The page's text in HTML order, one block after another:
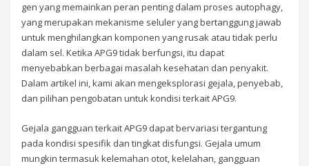
gen yang memainkan peran penting dalam proses autophagy,
yang merupakan mekanisme seluler yang bertanggung jawab
untuk menghilangkan komponen yang rusak atau tidak perlu
dalam sel. Ketika APG9 tidak berfungsi, itu dapat
menyebabkan berbagai masalah kesehatan dan penyakit.
Dalam artikel ini, kami akan mengeksplorasi gejala, penyebab,
dan pilihan pengobatan untuk kondisi terkait APG9.
Gejala gangguan terkait APG9 dapat bervariasi tergantung
pada kondisi spesifik dan tingkat disfungsi. Gejala umum
mungkin termasuk kelemahan otot, kelelahan, gangguan